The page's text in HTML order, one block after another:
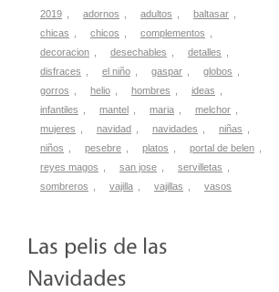
2019 adornos adultos baltasar
chicas
chicos complementos
decoracion
desechables detalles
disfraces
el niño gaspar globos
gorros
helio hombres ideas
infantiles
mantel maria melchor
mujeres
navidad navidades niñas
niños
pesebre platos portal de belen
reyes magos
san jose servilletas
sombreros
vajilla vajillas vasos